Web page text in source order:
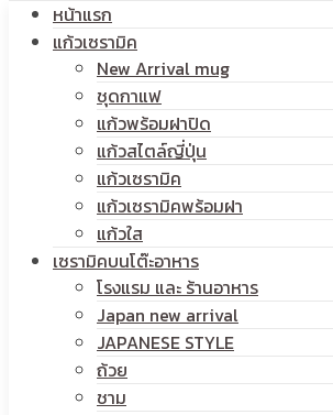
สกรีน
หน้าแรก
แก้วเซรามิค
New Arrival mug
ชุดกาแฟ
แก้วพร้อมฝาปิด
แก้วสไตล์ญี่ปุ่น
แก้วเซรามิค
แก้วเซรามิคพร้อมฝา
แก้วใส
เซรามิคบนโต๊ะอาหาร
โรงแรม และ ร้านอาหาร
Japan new arrival
JAPANESE STYLE
ถ้วย
ชาม